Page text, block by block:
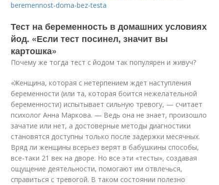
beremennost-doma-bez-testa
Тест на беременность в домашних условиях
йод. «Если тест посинел, значит вы
картошка»
Почему же тогда тест с йодом так популярен и живуч?
«Женщина, которая с нетерпением ждет наступления
беременности (или та, которая боится нежелательной
беременности) испытывает сильную тревогу, — считает
психолог Анна Маркова. — Ведь она не знает, произошло
зачатие или нет, а достоверные методы диагностики
становятся доступны только после задержки месячных.
Вряд ли женщины всерьез верят в бабушкины способы,
все-таки 21 век на дворе. Но все эти «тесты», создавая
ощущение деятельности, помогают им отвлечься,
справиться с тревогой. В таком состоянии полезно